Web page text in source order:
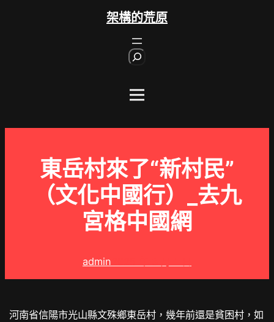
架構的荒原
東岳村來了“新村民”
（文化中國行）_去九
宮格中國網
admin
河南省信陽市光山縣文殊鄉東岳村，幾年前還是貧困村，如